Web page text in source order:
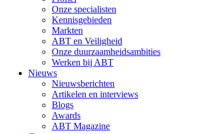
Onze specialisten
Kennisgebieden
Markten
ABT en Veiligheid
Onze duurzaamheidsambities
Werken bij ABT
Nieuws
Nieuwsberichten
Artikelen en interviews
Blogs
Awards
ABT Magazine